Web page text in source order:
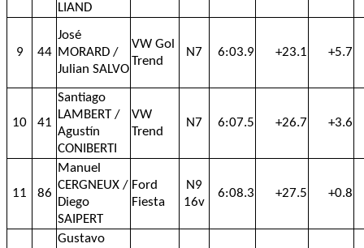
LIAND
9 44
José
MORARD /
Julian SALVO
VW Gol
Trend
N7 6:03.9 +23.1 +5.7
10 41
Santiago
LAMBERT /
Agustín
CONIBERTI
VW
Trend
N7 6:07.5 +26.7 +3.6
11 86
Manuel
CERGNEUX /
Diego
SAIPERT
Ford
Fiesta
N9
16v
6:08.3 +27.5 +0.8
Gustavo